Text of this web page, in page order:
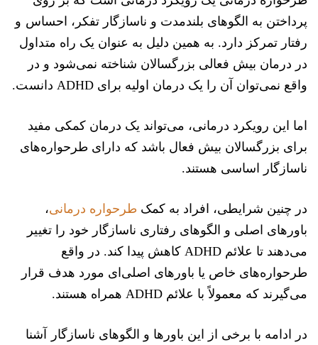
پرداختن به الگوهای بلندمدت و ناسازگار تفکر، احساس و
رفتار تمرکز دارد. به همین دلیل به عنوان یک راه متداول
در درمان بیش فعالی بزرگسالان شناخته نمی‌شود و در
واقع نمی‌توان آن را یک درمان اولیه برای ADHD دانست.
اما این رویکرد درمانی، می‌تواند یک درمان کمکی مفید
برای بزرگسالان بیش فعال باشد که دارای طرحواره‌های
ناسازگار اساسی هستند.
در چنین شرایطی، افراد به کمک طرحواره درمانی،
باورهای اصلی و الگوهای رفتاری ناسازگار خود را تغییر
می‌دهند تا علائم ADHD کاهش پیدا کند. در واقع
طرحواره‌های خاص یا باورهای اصلی‌ای مورد هدف قرار
می‌گیرند که معمولاً با علائم ADHD همراه هستند.
در ادامه با برخی از این باورها و الگوهای ناسازگار آشنا